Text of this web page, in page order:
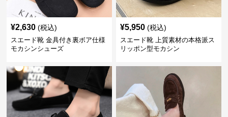
¥2,630 (税込)
スエード靴 金具付き裏ボア仕様
モカシンシューズ
¥5,950 (税込)
スエード靴 上質素材の本格派ス
リッポン型モカシン